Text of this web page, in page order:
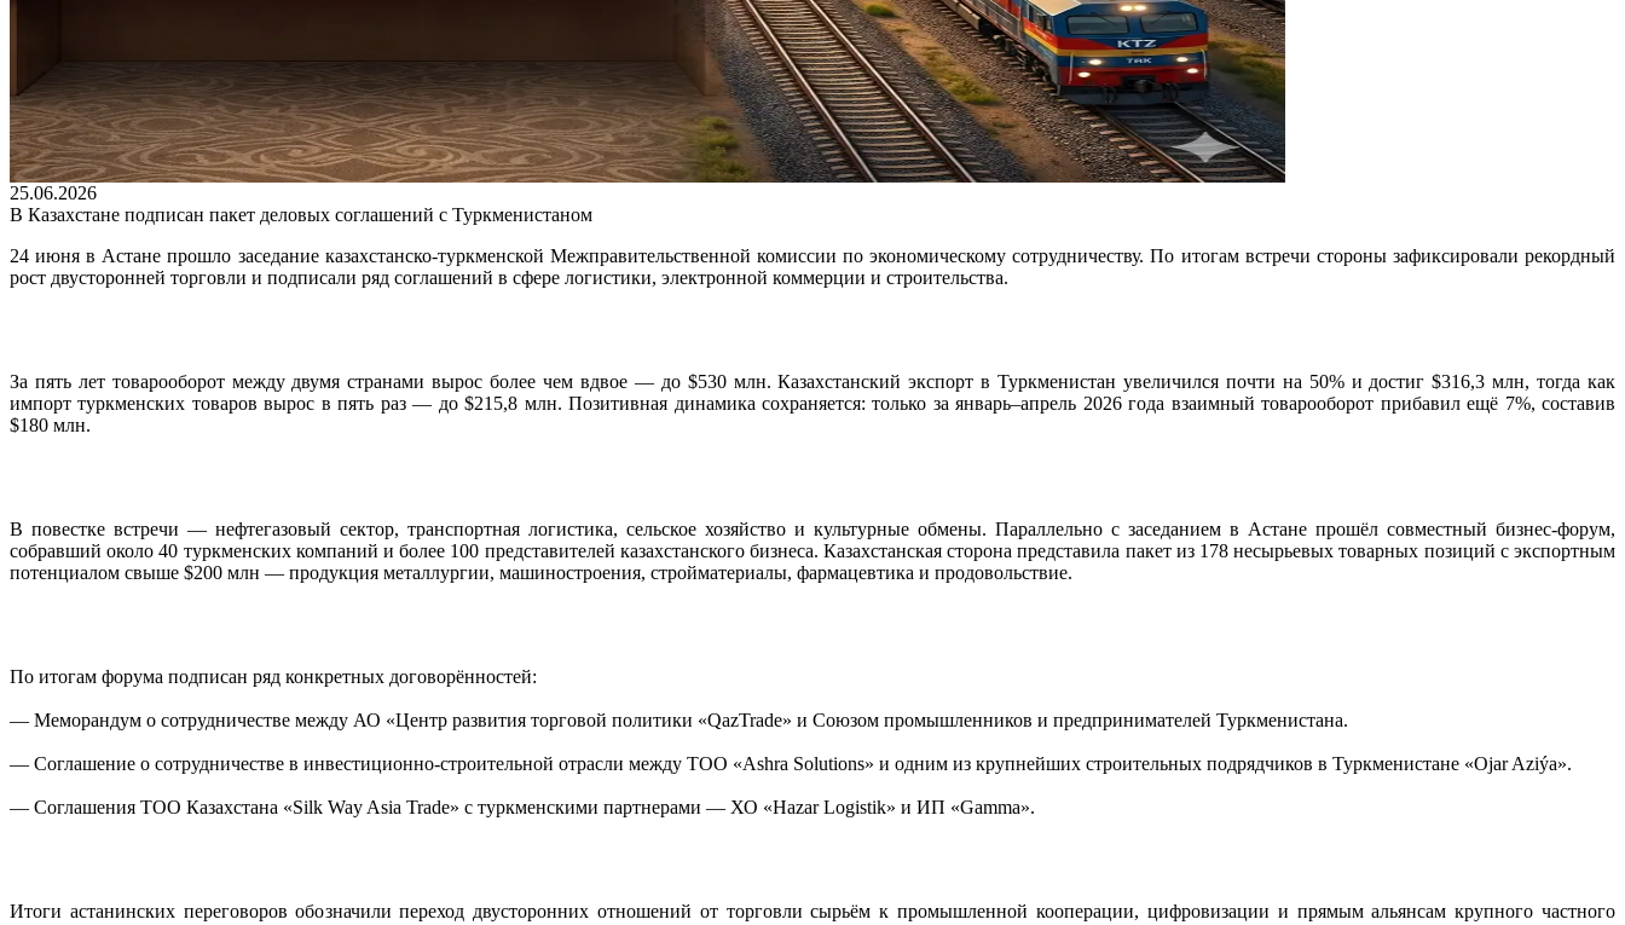
25.06.2026
В Казахстане подписан пакет деловых соглашений с Туркменистаном
24 июня в Астане прошло заседание казахстанско-туркменской Межправительственной комиссии по экономическому сотрудничеству. По итогам встречи стороны зафиксировали рекордный
рост двусторонней торговли и подписали ряд соглашений в сфере логистики, электронной коммерции и строительства.
За пять лет товарооборот между двумя странами вырос более чем вдвое — до $530 млн. Казахстанский экспорт в Туркменистан увеличился почти на 50% и достиг $316,3 млн, тогда как
импорт туркменских товаров вырос в пять раз — до $215,8 млн. Позитивная динамика сохраняется: только за январь–апрель 2026 года взаимный товарооборот прибавил ещё 7%, составив
$180 млн.
В повестке встречи — нефтегазовый сектор, транспортная логистика, сельское хозяйство и культурные обмены. Параллельно с заседанием в Астане прошёл совместный бизнес-форум,
собравший около 40 туркменских компаний и более 100 представителей казахстанского бизнеса. Казахстанская сторона представила пакет из 178 несырьевых товарных позиций с экспортным
потенциалом свыше $200 млн — продукция металлургии, машиностроения, стройматериалы, фармацевтика и продовольствие.
По итогам форума подписан ряд конкретных договорённостей:
— Меморандум о сотрудничестве между АО «Центр развития торговой политики «QazTrade» и Союзом промышленников и предпринимателей Туркменистана.
— Соглашение о сотрудничестве в инвестиционно-строительной отрасли между ТОО «Ashra Solutions» и одним из крупнейших строительных подрядчиков в Туркменистане «Ojar Aziýa».
— Соглашения ТОО Казахстана «Silk Way Asia Trade» с туркменскими партнерами — ХО «Hazar Logistik» и ИП «Gamma».
Итоги астанинских переговоров обозначили переход двусторонних отношений от торговли сырьём к промышленной кооперации, цифровизации и прямым альянсам крупного частного